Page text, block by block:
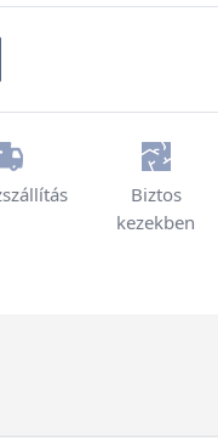
Biztos
kezekben